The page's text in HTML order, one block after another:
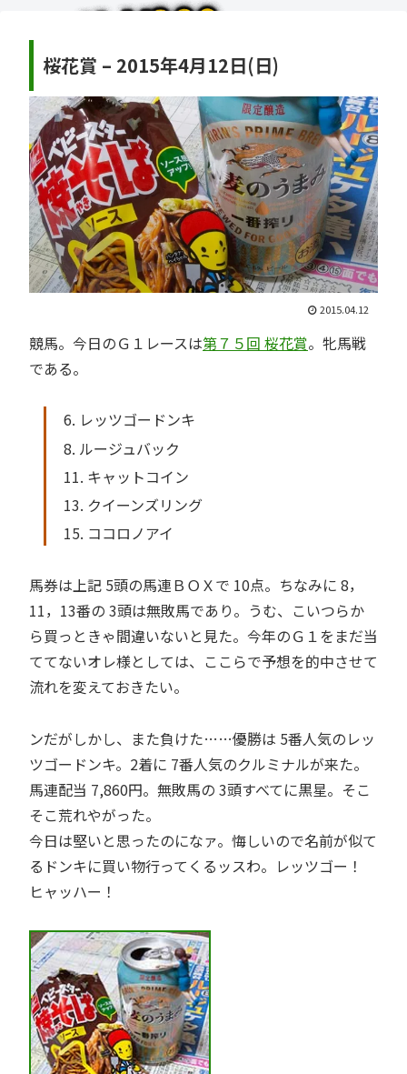
桜花賞 – 2015年4月12日(日)
2015.04.12
競馬。今日のＧ１レースは第７５回 桜花賞。牝馬戦
である。
6. レッツゴードンキ
8. ルージュバック
11. キャットコイン
13. クイーンズリング
15. ココロノアイ
馬券は上記 5頭の馬連ＢＯＸで 10点。ちなみに 8，
11，13番の 3頭は無敗馬であり。うむ、こいつらか
ら買っときゃ間違いないと見た。今年のＧ１をまだ当
ててないオレ様としては、ここらで予想を的中させて
流れを変えておきたい。
ンだがしかし、また負けた……優勝は 5番人気のレッ
ツゴードンキ。2着に 7番人気のクルミナルが来た。
馬連配当 7,860円。無敗馬の 3頭すべてに黒星。そこ
そこ荒れやがった。
今日は堅いと思ったのになァ。悔しいので名前が似て
るドンキに買い物行ってくるッスわ。レッツゴー！
ヒャッハー！